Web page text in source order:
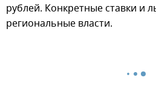
рублей. Конкретные ставки и
региональные власти.